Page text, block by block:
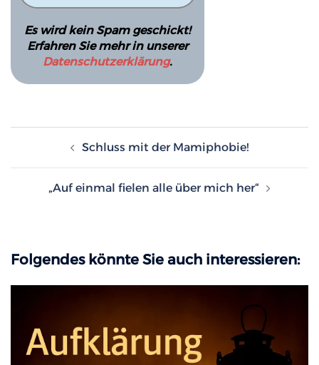
Es wird kein Spam geschickt!
Erfahren Sie mehr in unserer
Datenschutzerklärung.
Schluss mit der Mamiphobie!
„Auf einmal fielen alle über mich her“
Folgendes könnte Sie auch interessieren: